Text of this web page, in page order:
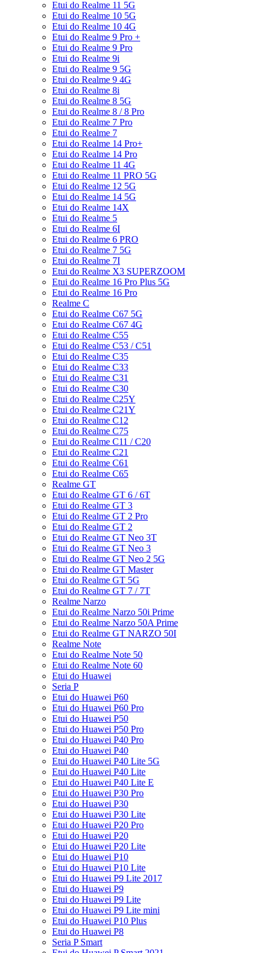
Etui do Realme 11 5G
Etui do Realme 10 5G
Etui do Realme 10 4G
Etui do Realme 9 Pro +
Etui do Realme 9 Pro
Etui do Realme 9i
Etui do Realme 9 5G
Etui do Realme 9 4G
Etui do Realme 8i
Etui do Realme 8 5G
Etui do Realme 8 / 8 Pro
Etui do Realme 7 Pro
Etui do Realme 7
Etui do Realme 14 Pro+
Etui do Realme 14 Pro
Etui do Realme 11 4G
Etui do Realme 11 PRO 5G
Etui do Realme 12 5G
Etui do Realme 14 5G
Etui do Realme 14X
Etui do Realme 5
Etui do Realme 6I
Etui do Realme 6 PRO
Etui do Realme 7 5G
Etui do Realme 7I
Etui do Realme X3 SUPERZOOM
Etui do Realme 16 Pro Plus 5G
Etui do Realme 16 Pro
Realme C
Etui do Realme C67 5G
Etui do Realme C67 4G
Etui do Realme C55
Etui do Realme C53 / C51
Etui do Realme C35
Etui do Realme C33
Etui do Realme C31
Etui do Realme C30
Etui do Realme C25Y
Etui do Realme C21Y
Etui do Realme C12
Etui do Realme C75
Etui do Realme C11 / C20
Etui do Realme C21
Etui do Realme C61
Etui do Realme C65
Realme GT
Etui do Realme GT 6 / 6T
Etui do Realme GT 3
Etui do Realme GT 2 Pro
Etui do Realme GT 2
Etui do Realme GT Neo 3T
Etui do Realme GT Neo 3
Etui do Realme GT Neo 2 5G
Etui do Realme GT Master
Etui do Realme GT 5G
Etui do Realme GT 7 / 7T
Realme Narzo
Etui do Realme Narzo 50i Prime
Etui do Realme Narzo 50A Prime
Etui do Realme GT NARZO 50I
Realme Note
Etui do Realme Note 50
Etui do Realme Note 60
Etui do Huawei
Seria P
Etui do Huawei P60
Etui do Huawei P60 Pro
Etui do Huawei P50
Etui do Huawei P50 Pro
Etui do Huawei P40 Pro
Etui do Huawei P40
Etui do Huawei P40 Lite 5G
Etui do Huawei P40 Lite
Etui do Huawei P40 Lite E
Etui do Huawei P30 Pro
Etui do Huawei P30
Etui do Huawei P30 Lite
Etui do Huawei P20 Pro
Etui do Huawei P20
Etui do Huawei P20 Lite
Etui do Huawei P10
Etui do Huawei P10 Lite
Etui do Huawei P9 Lite 2017
Etui do Huawei P9
Etui do Huawei P9 Lite
Etui do Huawei P9 Lite mini
Etui do Huawei P10 Plus
Etui do Huawei P8
Seria P Smart